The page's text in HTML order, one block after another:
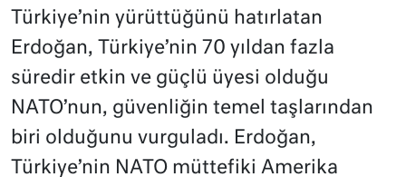
Türkiye’nin yürüttüğünü hatırlatan
Erdoğan, Türkiye’nin 70 yıldan fazla
süredir etkin ve güçlü üyesi olduğu
NATO’nun, güvenliğin temel taşlarından
biri olduğunu vurguladı. Erdoğan,
Türkiye’nin NATO müttefiki Amerika